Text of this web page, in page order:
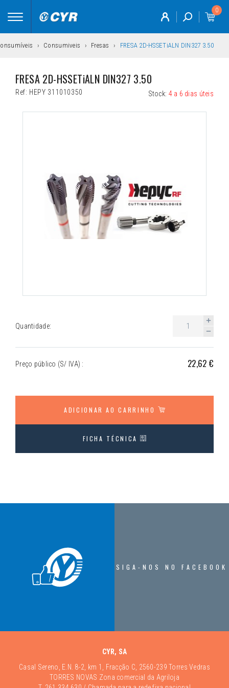
Toggle
0
Consumiveis Fresas FRESA 2D-HSSETiALN DIN327 3.50
FRESA 2D-HSSETiALN DIN327 3.50
Ref: HEPY 311010350 Stock: 4 a 6 dias úteis
Quantidade:
Preço público (S/ IVA) : 22,62 €
ADICIONAR AO CARRINHO
FICHA TÉCNICA
SIGA-NOS NO FACEBOOK
CYR, SA
Casal Sereno, E.N. 8-2, km 1, Fracção C, 2560-239 Torres Vedras
TORRES NOVAS Zona comercial da Agriloja